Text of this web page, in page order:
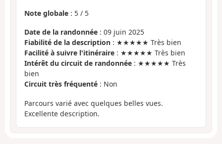
Note globale : 5 / 5
Date de la randonnée : 09 juin 2025
Fiabilité de la description : ★★★★★ Très bien
Facilité à suivre l'itinéraire : ★★★★★ Très bien
Intérêt du circuit de randonnée : ★★★★★ Très
bien
Circuit très fréquenté : Non
Parcours varié avec quelques belles vues.
Excellente description.